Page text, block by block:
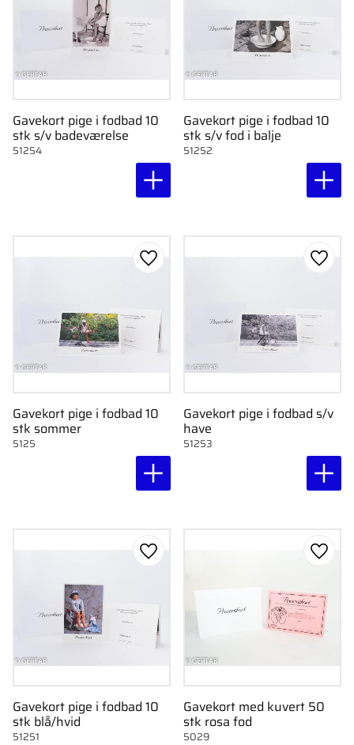
Gavekort pige i fodbad 10
stk s/v badeværelse
51254
Gavekort pige i fodbad 10
stk s/v fod i balje
51252
Gavekort pige i fodbad 10
stk sommer
5125
Gem som favorit
Gavekort pige i fodbad s/v
have
51253
Gem
Gavekort pige i fodbad 10
stk blå/hvid
51251
Gem som favorit
Gavekort med kuvert 50
stk rosa fod
5029
Gem